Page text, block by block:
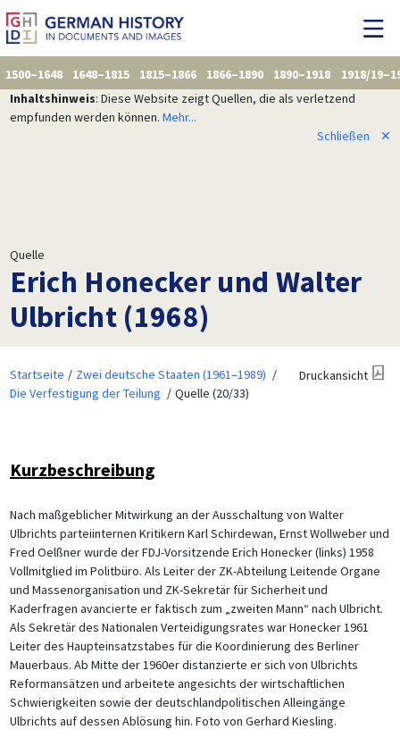
1500–1648 1648–1815 1815–1866 1866–1890 1890–1918
1918/
Inhaltshinweis: Diese Website zeigt Quellen, die als verletzend
empfunden werden können. Mehr...
Schließen
✕
Quelle
Erich Honecker und Walter
Ulbricht (1968)
Startseite
Zwei deutsche Staaten (1961–1989)
Die Verfestigung der Teilung
Quelle (20/33)
Druckansicht
Kurzbeschreibung
Nach maßgeblicher Mitwirkung an der Ausschaltung von Walter
Ulbrichts parteiinternen Kritikern Karl Schirdewan, Ernst Wollweber und
Fred Oelßner wurde der FDJ-Vorsitzende Erich Honecker (links) 1958
Vollmitglied im Politbüro. Als Leiter der ZK-Abteilung Leitende Organe
und Massenorganisation und ZK-Sekretär für Sicherheit und
Kaderfragen avancierte er faktisch zum „zweiten Mann“ nach Ulbricht.
Als Sekretär des Nationalen Verteidigungsrates war Honecker 1961
Leiter des Haupteinsatzstabes für die Koordinierung des Berliner
Mauerbaus. Ab Mitte der 1960er distanzierte er sich von Ulbrichts
Reformansätzen und arbeitete angesichts der wirtschaftlichen
Schwierigkeiten sowie der deutschlandpolitischen Alleingänge
Ulbrichts auf dessen Ablösung hin. Foto von Gerhard Kiesling.